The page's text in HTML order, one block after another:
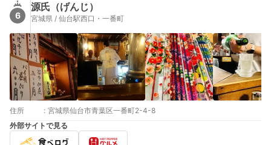
6
源氏（げんじ）
宮城県 / 仙台駅西口・一番町
住所 : 宮城県仙台市青葉区一番町2-4-8
外部サイトで見る